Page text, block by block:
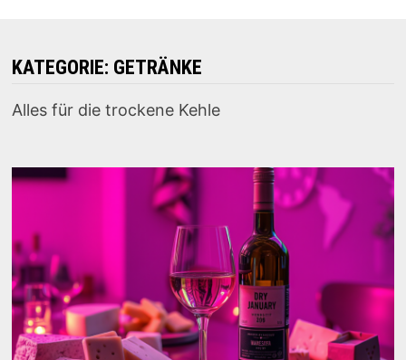
KATEGORIE: GETRÄNKE
Alles für die trockene Kehle